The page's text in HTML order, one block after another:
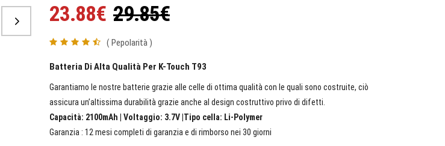
23.88€ 29.85€
( Pepolarità )
Batteria Di Alta Qualità Per K-Touch T93
Garantiamo le nostre batterie grazie alle celle di ottima qualità con le quali sono costruite, ciò
assicura un’altissima durabilità grazie anche al design costruttivo privo di difetti.
Capacità: 2100mAh | Voltaggio: 3.7V |Tipo cella: Li-Polymer
Garanzia : 12 mesi completi di garanzia e di rimborso nei 30 giorni